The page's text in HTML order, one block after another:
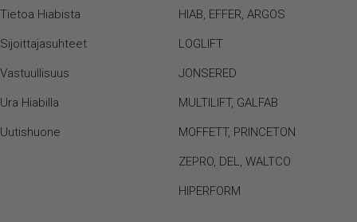
Tietoa Hiabista
Sijoittajasuhteet
Vastuullisuus
Ura Hiabilla
Uutishuone
HIAB, EFFER, ARGOS
LOGLIFT
JONSERED
MULTILIFT, GALFAB
MOFFETT, PRINCETON
ZEPRO DEL WALTCO
HIPERFORM